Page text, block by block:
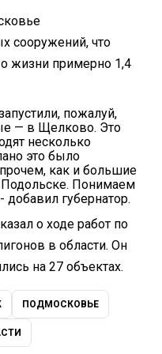
сооружений, что
жизни примерно 1,4
пожалуй,
— в Щелково. Это
несколько
это было
как и большие
Понимаем
добавил губернатор.
о ходе работ по
в области. Он
на 27 объектах.
ПОДМОСКОВЬЕ